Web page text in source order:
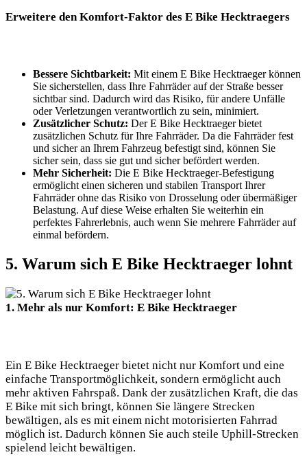
Erweitere den Komfort-Faktor des E Bike Hecktraegers
Bessere Sichtbarkeit: Mit einem E Bike Hecktraeger können
Sie sicherstellen, dass Ihre Fahrräder auf der Straße besser
sichtbar sind. Dadurch wird das Risiko, für andere Unfälle
oder Verletzungen verantwortlich zu sein, minimiert.
Zusätzlicher Schutz: Der E Bike Hecktraeger bietet
zusätzlichen Schutz für Ihre Fahrräder. Da die Fahrräder fest
und sicher an Ihrem Fahrzeug befestigt sind, können Sie
sicher sein, dass sie gut und sicher befördert werden.
Mehr Sicherheit: Die E Bike Hecktraeger-Befestigung
ermöglicht einen sicheren und stabilen Transport Ihrer
Fahrräder ohne das Risiko von Drosselung oder übermäßiger
Belastung. Auf diese Weise erhalten Sie weiterhin ein
perfektes Fahrerlebnis, auch wenn Sie mehrere Fahrräder auf
einmal befördern.
5. Warum sich E Bike Hecktraeger lohnt
1. Mehr als nur Komfort: E Bike Hecktraeger
Ein E Bike Hecktraeger bietet nicht nur Komfort und eine
einfache Transportmöglichkeit, sondern ermöglicht auch
mehr aktiven Fahrspaß. Dank der zusätzlichen Kraft, die das
E Bike mit sich bringt, können Sie längere Strecken
bewältigen, als es mit einem nicht motorisierten Fahrrad
möglich ist. Dadurch können Sie auch steile Uphill-Strecken
spielend leicht bewältigen.